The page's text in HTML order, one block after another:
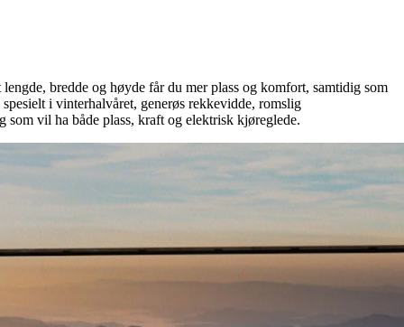
bredde og høyde får du mer plass og komfort, samtidig som
i vinterhalvåret, generøs rekkevidde, romslig
vil ha både plass, kraft og elektrisk kjøreglede.